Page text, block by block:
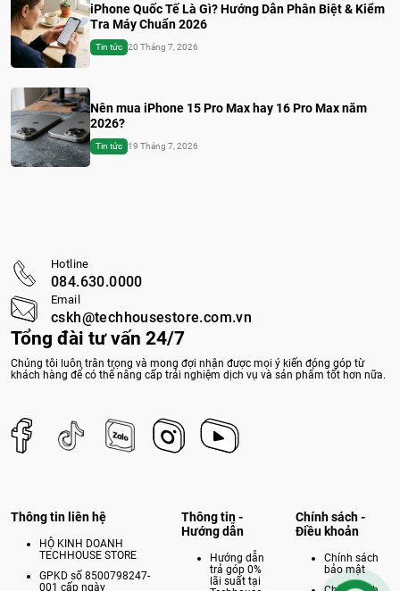
iPhone Quốc Tế Là Gì? Hướng Dẫn Phân Biệt & Kiểm
Tra Máy Chuẩn 2026
Tin tức 20 Tháng 7, 2026
Nên mua iPhone 15 Pro Max hay 16 Pro Max năm
2026?
Tin tức 19 Tháng 7, 2026
Tổng đài tư vấn 24/7
Chúng tôi luôn trân trọng và mong đợi nhận được mọi ý kiến đóng góp từ
khách hàng để có thể nâng cấp trải nghiệm dịch vụ và sản phẩm tốt hơn nữa.
Hotline
084.630.0000
Email
cskh@techhousestore.com.vn
Thông tin liên hệ
HỘ KINH DOANH
TECHHOUSE STORE
GPKD số 8500798247-
001 cấp ngày
Thông tin -
Hướng dẫn
Hướng dẫn
trả góp 0%
lãi suất tại
Chính sách -
Điều khoản
Chính sách
bảo mật